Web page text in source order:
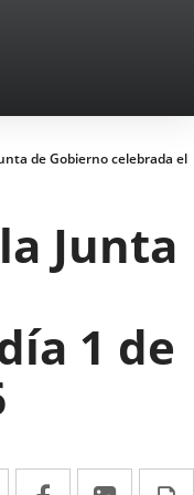
de Gobierno celebrada el
Junta
1 de
Twitter
Enlace Facebook
EnlaceEnlace